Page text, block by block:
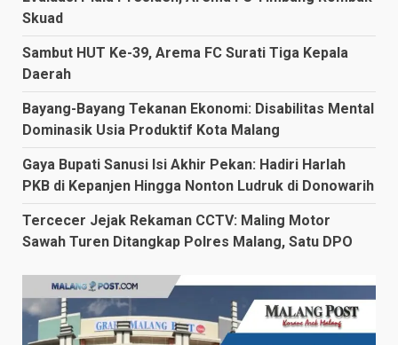
Skuad
Sambut HUT Ke-39, Arema FC Surati Tiga Kepala
Daerah
Bayang-Bayang Tekanan Ekonomi: Disabilitas Mental
Dominasik Usia Produktif Kota Malang
Gaya Bupati Sanusi Isi Akhir Pekan: Hadiri Harlah
PKB di Kepanjen Hingga Nonton Ludruk di Donowarih
Tercecer Jejak Rekaman CCTV: Maling Motor
Sawah Turen Ditangkap Polres Malang, Satu DPO